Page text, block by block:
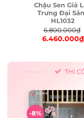
Chậu Sen Giả
Trưng Đại
HL1032
6.800.000₫
6.460.000₫
Current
THI
-8%